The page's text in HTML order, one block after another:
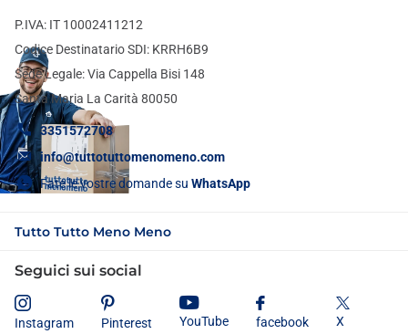
P.IVA: IT 10002411212
Codice Destinatario SDI: KRRH6B9
Sede Legale: Via Cappella Bisi 148
Santa Maria La Carità 80050
3351572708
info@tuttotuttomenomeno.com
Fate le vostre domande su WhatsApp
Tutto Tutto Meno Meno
Seguici sui social
Instagram Pinterest YouTube facebook X